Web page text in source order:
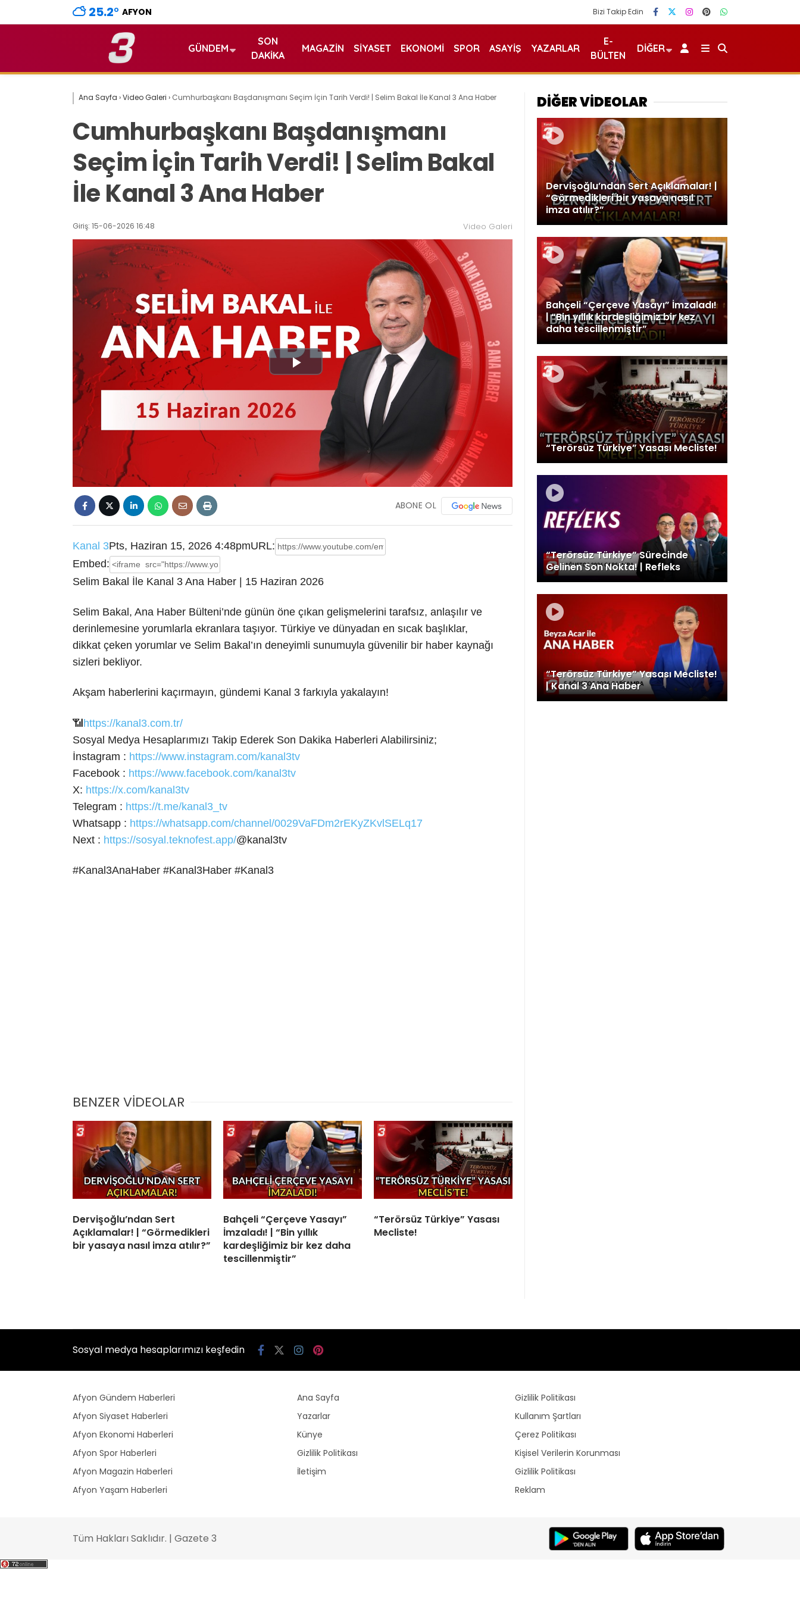
25.2° AFYON Bizi Takip Edin
GÜNDEM
SON
DAKIKA
MAGAZIN SIYASET EKONOMI SPOR ASAYIŞ YAZARLAR
E-
BÜLTEN
DIĞER
Ana Sayfa ›Video Galeri › Cumhurbaşkanı Başdanışmanı Seçim İçin Tarih Verdi! | Selim Bakal İle Kanal 3 Ana Haber
Cumhurbaşkanı Başdanışmanı
Seçim İçin Tarih Verdi! | Selim Bakal
İle Kanal 3 Ana Haber
Giriş: 15-06-2026 16:48 Video Galeri
Play
Video
ABONE OL
Kanal 3Pts, Haziran 15, 2026 4:48pmURL:
Embed:
Selim Bakal İle Kanal 3 Ana Haber | 15 Haziran 2026
Selim Bakal, Ana Haber Bülteni’nde günün öne çıkan gelişmelerini tarafsız, anlaşılır ve
derinlemesine yorumlarla ekranlara taşıyor. Türkiye ve dünyadan en sıcak başlıklar,
dikkat çeken yorumlar ve Selim Bakal’ın deneyimli sunumuyla güvenilir bir haber kaynağı
sizleri bekliyor.
Akşam haberlerini kaçırmayın, gündemi Kanal 3 farkıyla yakalayın!
📶https://kanal3.com.tr/
Sosyal Medya Hesaplarımızı Takip Ederek Son Dakika Haberleri Alabilirsiniz;
İnstagram : https://www.instagram.com/kanal3tv
Facebook : https://www.facebook.com/kanal3tv
X: https://x.com/kanal3tv
Telegram : https://t.me/kanal3_tv
Whatsapp : https://whatsapp.com/channel/0029VaFDm2rEKyZKvlSELq17
Next : https://sosyal.teknofest.app/@kanal3tv
#Kanal3AnaHaber #Kanal3Haber #Kanal3
BENZER VİDEOLAR
Dervişoğlu’ndan Sert
Açıklamalar! | “Görmedikleri
bir yasaya nasıl imza atılır?”
Bahçeli “Çerçeve Yasayı”
İmzaladı! | “Bin yıllık
kardeşliğimiz bir kez daha
tescillenmiştir”
“Terörsüz Türkiye” Yasası
Mecliste!
DİĞER VİDEOLAR
Dervişoğlu’ndan Sert Açıklamalar! |
“Görmedikleri bir yasaya nasıl
imza atılır?”
Bahçeli “Çerçeve Yasayı” İmzaladı!
| “Bin yıllık kardeşliğimiz bir kez
daha tescillenmiştir”
“Terörsüz Türkiye” Yasası Mecliste!
“Terörsüz Türkiye” Sürecinde
Gelinen Son Nokta! | Refleks
“Terörsüz Türkiye” Yasası Mecliste!
| Kanal 3 Ana Haber
Sosyal medya hesaplarımızı keşfedin
Afyon Gündem Haberleri
Afyon Siyaset Haberleri
Afyon Ekonomi Haberleri
Afyon Spor Haberleri
Afyon Magazin Haberleri
Afyon Yaşam Haberleri
Ana Sayfa
Yazarlar
Künye
Gizlilik Politikası
İletişim
Gizlilik Politikası
Kullanım Şartları
Çerez Politikası
Kişisel Verilerin Korunması
Gizlilik Politikası
Reklam
Tüm Hakları Saklıdır. | Gazete 3